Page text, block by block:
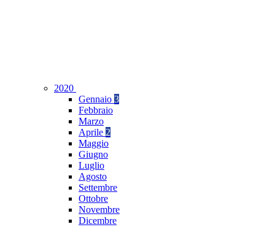
2020
Gennaio 3
Febbraio
Marzo
Aprile 2
Maggio
Giugno
Luglio
Agosto
Settembre
Ottobre
Novembre
Dicembre